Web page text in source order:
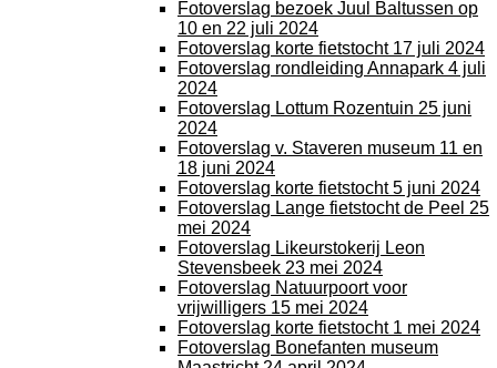
Fotoverslag bezoek Juul Baltussen op
10 en 22 juli 2024
Fotoverslag korte fietstocht 17 juli 2024
Fotoverslag rondleiding Annapark 4 juli
2024
Fotoverslag Lottum Rozentuin 25 juni
2024
Fotoverslag v. Staveren museum 11 en
18 juni 2024
Fotoverslag korte fietstocht 5 juni 2024
Fotoverslag Lange fietstocht de Peel 25
mei 2024
Fotoverslag Likeurstokerij Leon
Stevensbeek 23 mei 2024
Fotoverslag Natuurpoort voor
vrijwilligers 15 mei 2024
Fotoverslag korte fietstocht 1 mei 2024
Fotoverslag Bonefanten museum